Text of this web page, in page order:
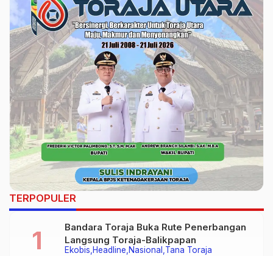
TERPOPULER
Ekobis Headline Nasional Tana Toraja
Bandara Toraja Buka Rute Penerbangan
Langsung Toraja-Balikpapan